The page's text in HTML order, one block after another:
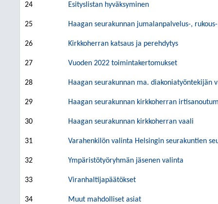
24 Esityslistan hyväksyminen
25 Haagan seurakunnan jumalanpalvelus-,
26 Kirkkoherran katsaus ja perehdytys
27 Vuoden 2022 toimintakertomukset
28 Haagan seurakunnan ma. diakoniatyöntekijän
29 Haagan seurakunnan kirkkoherran
30 Haagan seurakunnan kirkkoherran vaali
31 Varahenkilön valinta Helsingin seurakuntien
32 Ympäristötyöryhmän jäsenen valinta
33 Viranhaltijapäätökset
34 Muut mahdolliset asiat